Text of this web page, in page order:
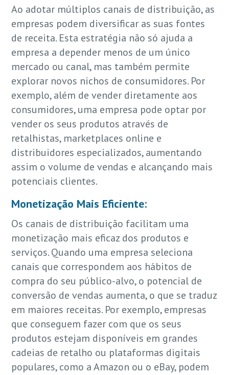
Ao adotar múltiplos canais de distribuição, as
empresas podem diversificar as suas fontes
de receita. Esta estratégia não só ajuda a
empresa a depender menos de um único
mercado ou canal, mas também permite
explorar novos nichos de consumidores. Por
exemplo, além de vender diretamente aos
consumidores, uma empresa pode optar por
vender os seus produtos através de
retalhistas, marketplaces online e
distribuidores especializados, aumentando
assim o volume de vendas e alcançando mais
potenciais clientes.
Monetização Mais Eficiente:
Os canais de distribuição facilitam uma
monetização mais eficaz dos produtos e
serviços. Quando uma empresa seleciona
canais que correspondem aos hábitos de
compra do seu público-alvo, o potencial de
conversão de vendas aumenta, o que se traduz
em maiores receitas. Por exemplo, empresas
que conseguem fazer com que os seus
produtos estejam disponíveis em grandes
cadeias de retalho ou plataformas digitais
populares, como a Amazon ou o eBay, podem